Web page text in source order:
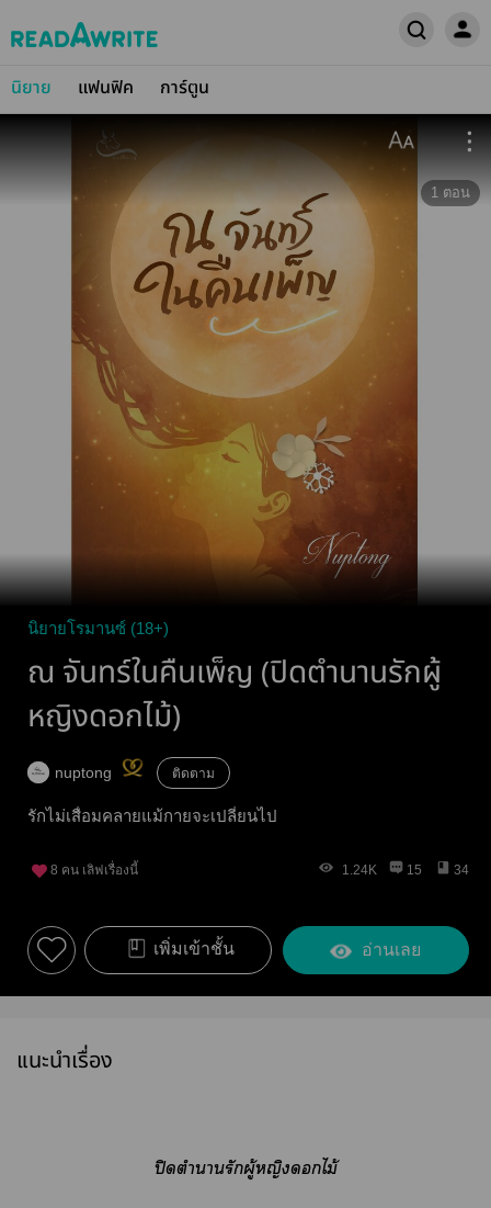
นิยาย แฟนฟิค การ์ตูน
1 ตอน
นิยายโรมานซ์ (18+)
ณ จันทร์ในคืนเพ็ญ (ปิดตำนานรักผู้
หญิงดอกไม้)
nuptong ติดตาม
รักไม่เสื่อมคลายแม้กายจะเปลี่ยนไป
8 คน เลิฟเรื่องนี้ 1.24K 15 34
เพิ่มเข้าชั้น อ่านเลย
แนะนำเรื่อง
ปิดตำารักผู้หญิงไม้